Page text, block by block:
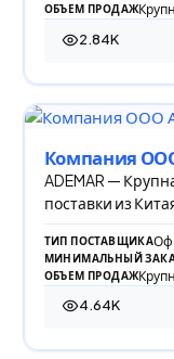
ОБЪЕМ ПРОДАЖ
2.84K
2 843 просмотра
Компания
ADEMAR —
поставки из
ТИП ПОСТАВЩИКА
МИНИМАЛЬНЫЙ
ОБЪЕМ ПРОДАЖ
4.64K
4 640